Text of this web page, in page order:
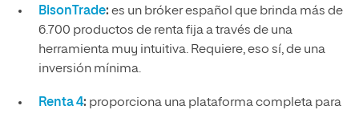
BisonTrade: es un bróker español que brinda más de
6.700 productos de renta fija a través de una
herramienta muy intuitiva. Requiere, eso sí, de una
inversión mínima.
Renta 4: proporciona una plataforma completa para